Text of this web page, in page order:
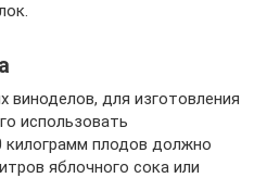
для изготовления
использовать
плодов должно
яблочного сока или